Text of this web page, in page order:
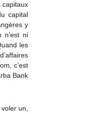
capitaux
capital
y
n’est ni
les
c’est
Bank
un,